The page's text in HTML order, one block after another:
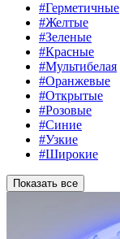
#Герметичные
#Желтые
#Зеленые
#Красные
#Мультибелая
#Оранжевые
#Открытые
#Розовые
#Синие
#Узкие
#Широкие
Показать все